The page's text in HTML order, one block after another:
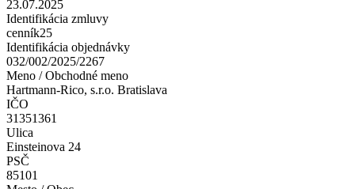
23.07.2025
Identifikácia zmluvy
cenník25
Identifikácia objednávky
032/002/2025/2267
Meno / Obchodné meno
Hartmann-Rico, s.r.o. Bratislava
IČO
31351361
Ulica
Einsteinova 24
PSČ
85101